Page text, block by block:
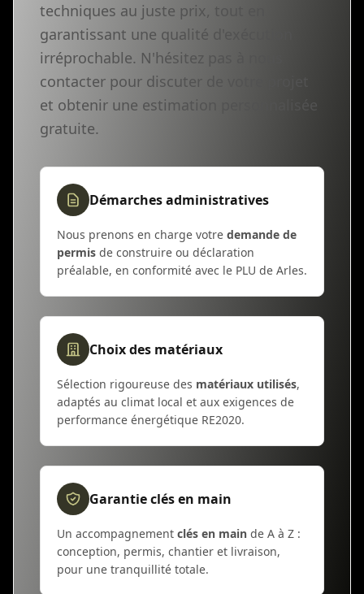
techniques au juste prix, tout en
garantissant une qualité d'exécution
irréprochable. N'hésitez pas à nous
contacter pour discuter de votre projet
et obtenir une estimation personnalisée
gratuite.
Démarches administratives
Nous prenons en charge votre demande de
permis de construire ou déclaration
préalable, en conformité avec le PLU de Arles.
Choix des matériaux
Sélection rigoureuse des matériaux utilisés,
adaptés au climat local et aux exigences de
performance énergétique RE2020.
Garantie clés en main
Un accompagnement clés en main de A à Z :
conception, permis, chantier et livraison,
pour une tranquillité totale.